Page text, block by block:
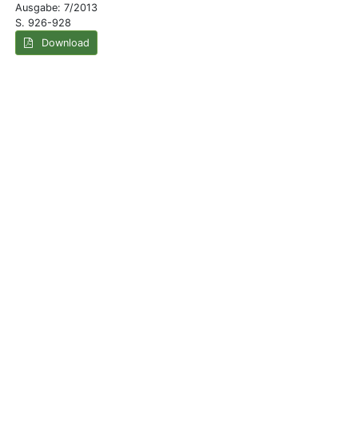
Ausgabe: 7/2013
S. 926-928
Download